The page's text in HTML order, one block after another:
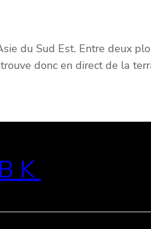
du Sud Est. Entre deux
donc en direct de la